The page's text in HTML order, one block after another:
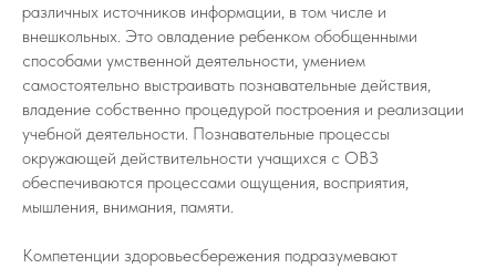
различных источников информации, в том числе и
внешкольных. Это овладение ребенком обобщенными
способами умственной деятельности, умением
самостоятельно выстраивать познавательные действия,
владение собственно процедурой построения и реализации
учебной деятельности. Познавательные процессы
окружающей действительности учащихся с ОВЗ
обеспечиваются процессами ощущения, восприятия,
мышления, внимания, памяти.
Компетенции здоровьесбережения подразумевают